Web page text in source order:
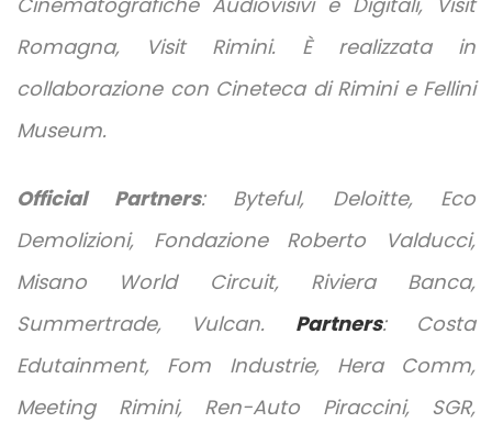
Romagna, Visit Rimini. È realizzata in
collaborazione con Cineteca di Rimini e Fellini
Museum.
Official Partners: Byteful, Deloitte, Eco
Demolizioni, Fondazione Roberto Valducci,
Misano World Circuit, Riviera Banca,
Summertrade, Vulcan. Partners: Costa
Edutainment, Fom Industrie, Hera Comm,
Meeting Rimini, Ren-Auto Piraccini, SGR,